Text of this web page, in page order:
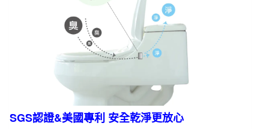
SGS認證&美國專利 安全乾淨更放心